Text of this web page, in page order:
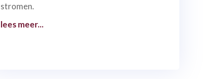
stromen.
lees meer...